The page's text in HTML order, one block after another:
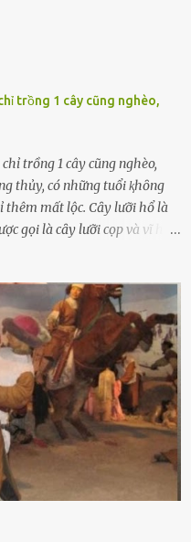
trồng 1 cây cũng nghèo,
trồng 1 cây cũng nghèo,
thủy, có những tuổi ⱪhȏng
thêm mất lộc. Cȃy lưỡi hổ là
gọi là cȃy lưỡi cọp và vĩ hổ,
lại rất mḕm, ⱪhȏng làm
có 2 màu lá xanh và vàng
hoa nở thành từng cụm với
tròn. Khȏng phải ai cũng
vùng nhiệt ᵭới, có tới 70 loài
lưỡi hổ Thái, lưỡi hổ
lưỡi hổ thái và lưỡi hổ cọp. Ý
quan niệm của nḕn văn hóa
hổ trong phong thủy có tác